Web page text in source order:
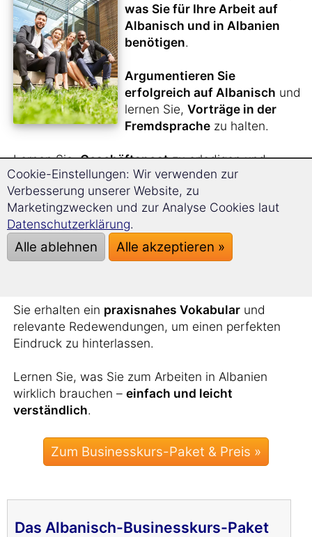
was Sie für Ihre Arbeit auf
Albanisch und in Albanien
benötigen.
Argumentieren Sie
erfolgreich auf Albanisch und
lernen Sie, Vorträge in der
Fremdsprache zu halten.
Lernen Sie,Geschäftspostzu erledigen und
Meetingssouverän zu meistern.
Bewerben Sie sich in Albanien.
Durch dieeinzigartige Langzeitgedächtnis-
Lernmethodewerden Sie sich bequem innerhalb
kürzester Zeit den kompletten Albanisch-Business-
Sie erhalten ein praxisnahes Vokabular und
relevante Redewendungen, um einen perfekten
Eindruck zu hinterlassen.
Lernen Sie, was Sie zum Arbeiten in Albanien
wirklich brauchen – einfach und leicht
verständlich.
Zum Businesskurs-Paket & Preis »
Das Albanisch-Businesskurs-Paket
Cookie-Einstellungen: Wir verwenden zur
Verbesserung unserer Website, zu
Marketingzwecken und zur Analyse Cookies laut
Datenschutzerklärung.
Alle ablehnen Alle akzeptieren »